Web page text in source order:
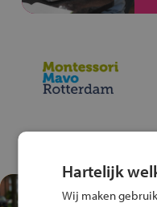
Hartelijk
Wij maken